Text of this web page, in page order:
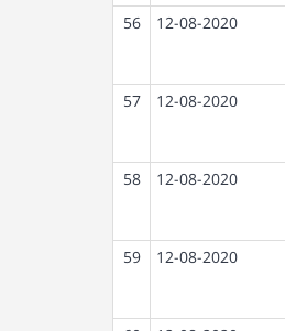
56 12-08-2020
57 12-08-2020
58 12-08-2020
59 12-08-2020